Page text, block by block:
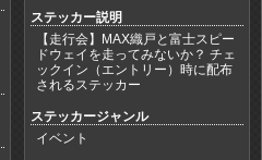
ステッカー説明
【走行会】MAX織戸と富士スピー
ドウェイを走ってみないか？ チェ
ックイン（エントリー）時に配布
されるステッカー
ステッカージャンル
イベント